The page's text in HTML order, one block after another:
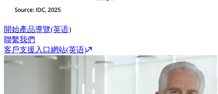
開始產品導覽(英语)
聯繫我們
客戶支援入口網站(英语)